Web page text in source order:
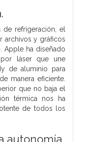
de refrigeración, el
archivos y gráficos
Apple ha diseñado
láser que une
de aluminio para
manera eficiente.
que no baja el
térmica nos ha
de todos los
autonomía.